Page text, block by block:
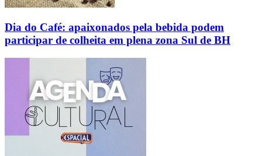
Dia do Café: apaixonados pela bebida podem
participar de colheita em plena zona Sul de BH